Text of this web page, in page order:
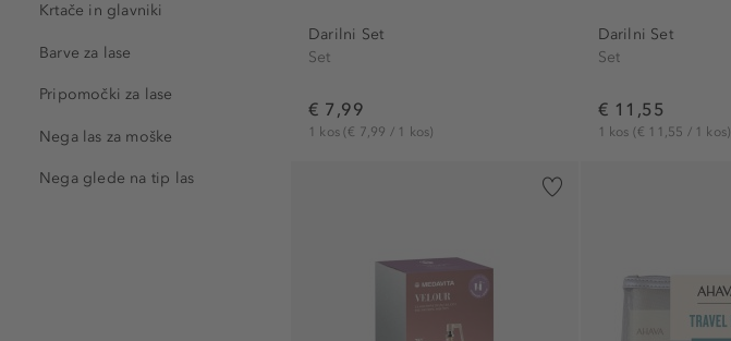
Krtače in glavniki
Barve za lase
Pripomočki za lase
Nega las za moške
Nega glede na tip las
Darilni Set
Set
€ 7,99
1 kos(€ 7,99 / 1 kos)
Darilni Set
Set
€ 11,55
1 kos (€ 11,55 / 1 kos)